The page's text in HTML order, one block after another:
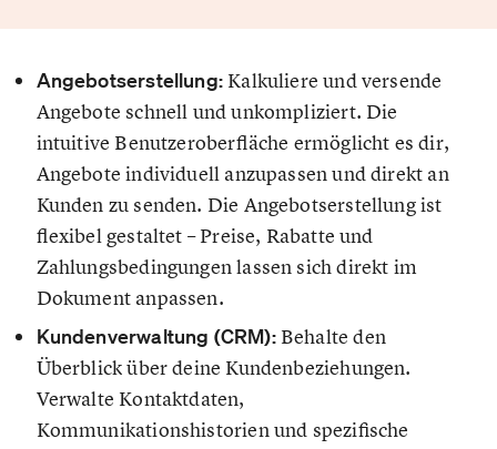
Angebotserstellung: Kalkuliere und versende
Angebote schnell und unkompliziert. Die
intuitive Benutzeroberfläche ermöglicht es dir,
Angebote individuell anzupassen und direkt an
Kunden zu senden. Die Angebotserstellung ist
flexibel gestaltet – Preise, Rabatte und
Zahlungsbedingungen lassen sich direkt im
Dokument anpassen.
Kundenverwaltung (CRM): Behalte den
Überblick über deine Kundenbeziehungen.
Verwalte Kontaktdaten,
Kommunikationshistorien und spezifische